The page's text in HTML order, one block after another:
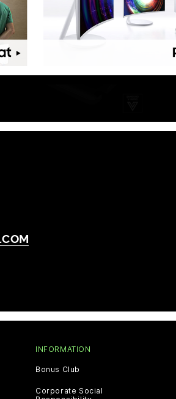
INFORMATION
Bonus Club
Corporate Social